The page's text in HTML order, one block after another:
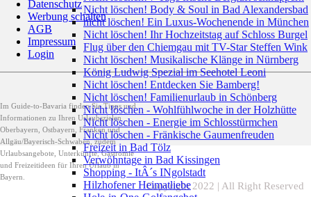
Datenschutz
Werbung schalten
AGB
Impressum
Login
Im Guide-to-Bavaria finden Sie Tipps und
Informationen zu Ihren Urlaubszielen
Oberbayern, Ostbayern, Franken und
Allgäu/Bayerisch-Schwaben, zudem
Urlaubsangebote, Unterkünfte, Gastromie
und Freizeitideen für Ihren Urlaub in
Bayern.
Copyright 2022 | All Right Reserved
Nicht löschen! Body & Soul in Bad Alexandersbad
nicht löschen! Ein Luxus-Wochenende in München
Nicht löschen! Ihr Hochzeitstag auf Schloss Burgel
Flug über den Chiemgau mit TV-Star Steffen Wink
Nicht löschen! Musikalische Klänge in Nürnberg
König Ludwig Spezial im Seehotel Leoni
Nicht löschen! Entdecken Sie Bamberg!
Nicht löschen! Familienurlaub in Schönberg
Nicht löschen - Wohlfühlwoche in der Holzhütte
Nicht löschen - Energie im Schlosstürmchen
Nicht löschen - Fränkische Gaumenfreuden
Freizeit in Bad Tölz
Verwöhntage in Bad Kissingen
Shopping - ItÂ´s INgolstadt
Hilzhofener Heimatliebe